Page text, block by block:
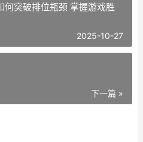
何突破排位瓶颈 掌握游戏胜
2025-10-27
下一篇 »